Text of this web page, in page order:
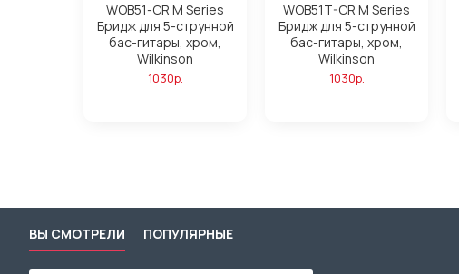
WOB51-CR M Series
Бридж для 5-струнной
бас-гитары, хром,
Wilkinson
1030р.
WOB51T-CR M Series
Бридж для 5-струнной
бас-гитары, хром,
Wilkinson
1030р.
ВЫ СМОТРЕЛИ ПОПУЛЯРНЫЕ